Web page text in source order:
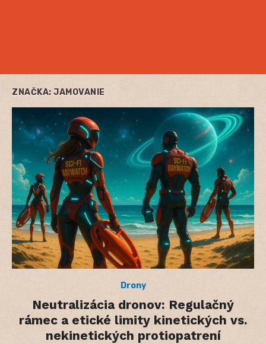
ZNAČKA: JAMOVANIE
Drony
Neutralizácia dronov: Regulačný
rámec a etické limity kinetických vs.
nekinetických protiopatrení